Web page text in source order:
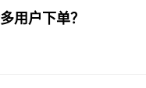
用户下单？